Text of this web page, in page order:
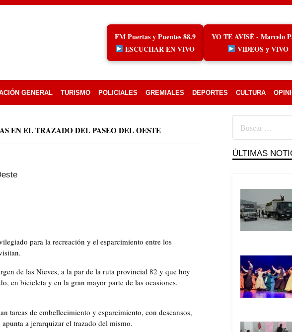
FM Puertas y Puentes 88.9
ESCUCHAR EN VIVO
YO TE AVISÉ - Marcelo
VIDEOS y VIVO
GENERAL TURISMO POLICIALES GREMIALES DEPORTES CULTURA
EN EL TRAZADO DEL PASEO DEL OESTE
para la recreación y el esparcimiento entre los
de las Nieves, a la par de la ruta provincial 82 y que hoy
en bicicleta y en la gran mayor parte de las ocasiones,
tareas de embellecimiento y esparcimiento, con descansos,
a jerarquizar el trazado del mismo.
ÚLTIMAS